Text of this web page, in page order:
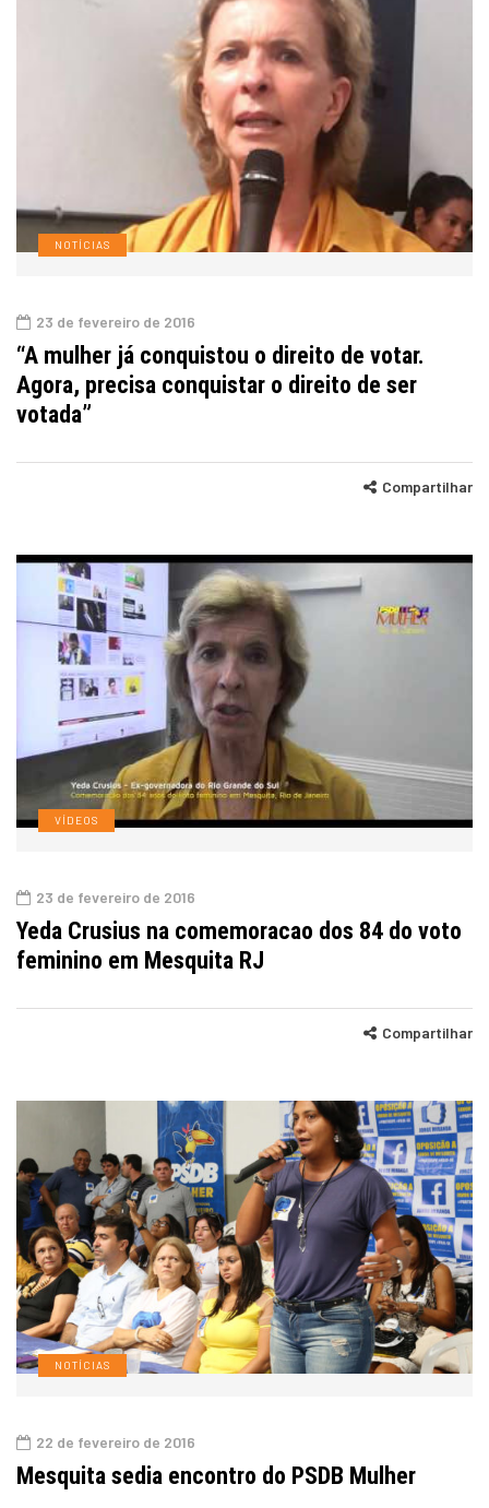
NOTÍCIAS
23 de fevereiro de 2016
“A mulher já conquistou o direito de votar.
Agora, precisa conquistar o direito de ser
votada”
Compartilhar
VÍDEOS
23 de fevereiro de 2016
Yeda Crusius na comemoracao dos 84 do voto
feminino em Mesquita RJ
Compartilhar
NOTÍCIAS
22 de fevereiro de 2016
Mesquita sedia encontro do PSDB Mulher